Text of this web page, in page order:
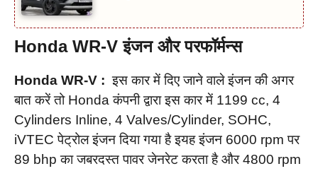
Honda WR-V इंजन और परफॉर्मन्स
Honda WR-V : इस कार में दिए जाने वाले इंजन की अगर
बात करें तो Honda कंपनी द्वारा इस कार में 1199 cc, 4
Cylinders Inline, 4 Valves/Cylinder, SOHC,
iVTEC पेट्रोल इंजन दिया गया है इयह इंजन 6000 rpm पर
89 bhp का जबरदस्त पावर जेनरेट करता है और 4800 rpm